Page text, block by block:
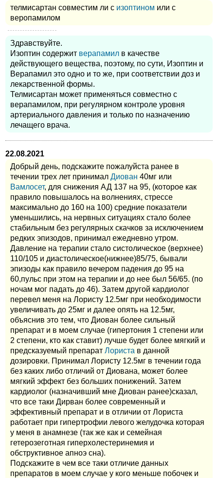
телмисартан совместим ли с изоптином или с
веропамилом
Здравствуйте.
Изоптин содержит верапамил в качестве
действующего вещества, поэтому, по сути, Изоптин и
Верапамил это одно и то же, при соответствии доз и
лекарственной формы.
Телмисартан может применяться совместно с
верапамилом, при регулярном контроле уровня
артериального давления и только по назначению
лечащего врача.
22.08.2021
Добрый день, подскажите пожалуйста ранее в
течении трех лет принимал Диован 40мг или
Вамлосет, для снижения АД 137 на 95, (которое как
правило повышалось на волнениях, стрессе
максимально до 160 на 100) средние показатели
уменьшились, на нервных ситуациях стало более
стабильным без регулярных скачков за исключением
редких эпизодов, принимал ежедневно утром.
Давление на терапии стало систолическое (верхнее)
110/105 и диастолическое(нижнее)85/75, бывали
эпизоды как правило вечером падения до 95 на
60,пульс при этом на терапии и до нее был 56/65. (по
ночам мог падать до 46). Затем другой кардиолог
перевел меня на Лористу 12.5мг при необходимости
увеличивать до 25мг и далее опять на 12.5мг,
объяснив это тем, что Диован более сильный
препарат и в моем случае (гипертония 1 степени или
2 степени, кто как ставит) лучше будет более мягкий и
предсказуемый препарат Лориста в данной
дозировки. Принимал Лористу 12.5мг в течении года
без каких либо отличий от Диована, может более
мягкий эффект без больших понижений. Затем
кардиолог (назначивший мне Диован ранее)сказал,
что все таки Дирван более современный и
эффективный препарат и в отличии от Лориста
работает при гипертрофии левого желудочка которая
у меня в анамнезе (так же как и семейная
гетерозеготная гиперхолестеринемия и
обструктивное апноэ сна).
Подскажите в чем все таки отличие данных
препаратов в моем случае у кого меньше побочек и